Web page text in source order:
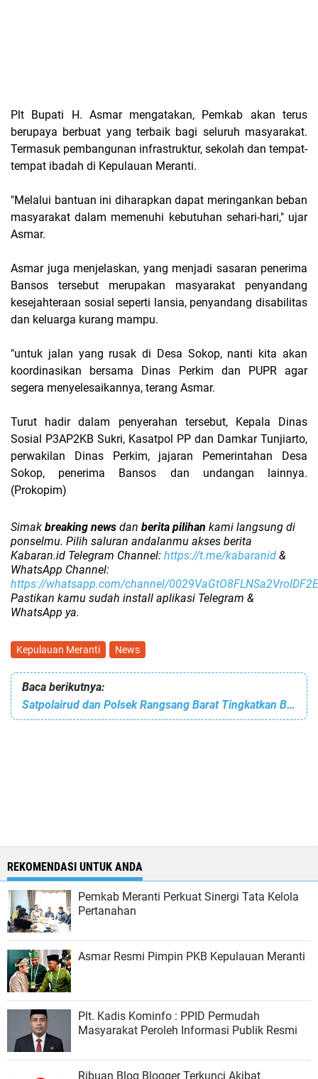
Plt Bupati H. Asmar mengatakan, Pemkab akan terus
berupaya berbuat yang terbaik bagi seluruh masyarakat.
Termasuk pembangunan infrastruktur, sekolah dan tempat-
tempat ibadah di Kepulauan Meranti.
"Melalui bantuan ini diharapkan dapat meringankan beban
masyarakat dalam memenuhi kebutuhan sehari-hari," ujar
Asmar.
Asmar juga menjelaskan, yang menjadi sasaran penerima
Bansos tersebut merupakan masyarakat penyandang
kesejahteraan sosial seperti lansia, penyandang disabilitas
dan keluarga kurang mampu.
"untuk jalan yang rusak di Desa Sokop, nanti kita akan
koordinasikan bersama Dinas Perkim dan PUPR agar
segera menyelesaikannya, terang Asmar.
Turut hadir dalam penyerahan tersebut, Kepala Dinas
Sosial P3AP2KB Sukri, Kasatpol PP dan Damkar Tunjiarto,
perwakilan Dinas Perkim, jajaran Pemerintahan Desa
Sokop, penerima Bansos dan undangan lainnya.
(Prokopim)
Simak breaking news dan berita pilihan kami langsung di
ponselmu. Pilih saluran andalanmu akses berita
Kabaran.id Telegram Channel: https://t.me/kabaranid &
WhatsApp Channel:
https://whatsapp.com/channel/0029VaGtO8FLNSa2VroIDF2E
Pastikan kamu sudah install aplikasi Telegram &
WhatsApp ya.
Kepulauan Meranti News
Baca berikutnya:
Satpolairud dan Polsek Rangsang Barat Tingkatkan Budaya Literasi Anak Pesisir
REKOMENDASI UNTUK ANDA
Pemkab Meranti Perkuat Sinergi Tata Kelola
Pertanahan
Asmar Resmi Pimpin PKB Kepulauan Meranti
Plt. Kadis Kominfo : PPID Permudah
Masyarakat Peroleh Informasi Publik Resmi
Ribuan Blog Blogger Terkunci Akibat